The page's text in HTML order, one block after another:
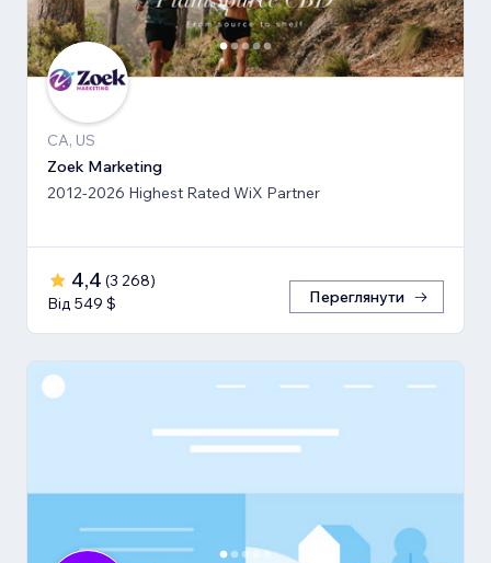
CA, US
Zoek Marketing
2012-2026 Highest Rated WiX Partner
4,4 (3 268)
Від 549 $
Переглянути